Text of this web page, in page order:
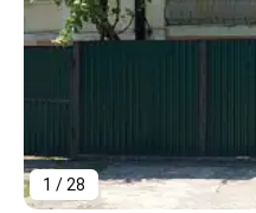
1 / 28